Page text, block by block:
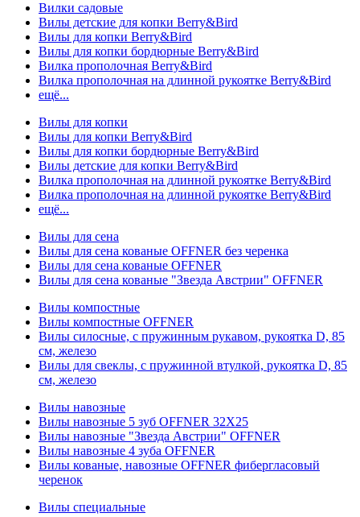
Вилки садовые
Вилы детские для копки Berry&Bird
Вилы для копки Berry&Bird
Вилы для копки бордюрные Berry&Bird
Вилка прополочная Berry&Bird
Вилка прополочная на длинной рукоятке Berry&Bird
ещё...
Вилы для копки
Вилы для копки Berry&Bird
Вилы для копки бордюрные Berry&Bird
Вилы детские для копки Berry&Bird
Вилка прополочная на длинной рукоятке Berry&Bird
Вилка прополочная на длинной рукоятке Berry&Bird
ещё...
Вилы для сена
Вилы для сена кованые OFFNER без черенка
Вилы для сена кованые OFFNER
Вилы для сена кованые "Звезда Австрии" OFFNER
Вилы компостные
Вилы компостные OFFNER
Вилы силосные, с пружинным рукавом, рукоятка D, 85
см, железо
Вилы для свеклы, с пружинной втулкой, рукоятка D, 85
см, железо
Вилы навозные
Вилы навозные 5 зуб OFFNER 32X25
Вилы навозные "Звезда Австрии" OFFNER
Вилы навозные 4 зуба OFFNER
Вилы кованые, навозные OFFNER фибергласовый
черенок
Вилы специальные